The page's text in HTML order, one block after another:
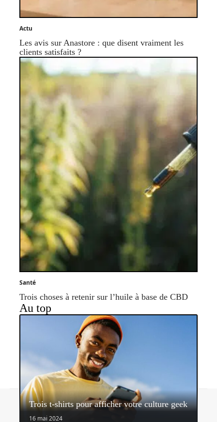
Actu
Les avis sur Anastore : que disent vraiment les
clients satisfaits ?
Santé
Trois choses à retenir sur l’huile à base de CBD
Au top
Trois t-shirts pour afficher votre culture geek
16 mai 2024
Contact Mentions légales Sitemap